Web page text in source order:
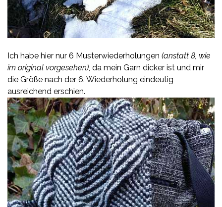
Ich habe hier nur 6 Musterwiederholungen (anstatt 8, wie
im original vorgesehen), da mein Garn dicker ist und mir
die Größe nach der 6. Wiederholung eindeutig
ausreichend erschien.